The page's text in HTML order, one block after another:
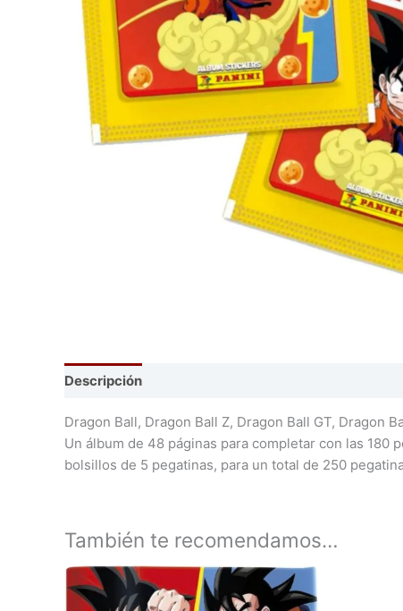
Descripción
Dragon Ball, Dragon Ball Z, Dragon Ball GT, Dragon
Un álbum de 48 páginas para completar con las 180
bolsillos de 5 pegatinas, para un total de 250
También te recomendamos…